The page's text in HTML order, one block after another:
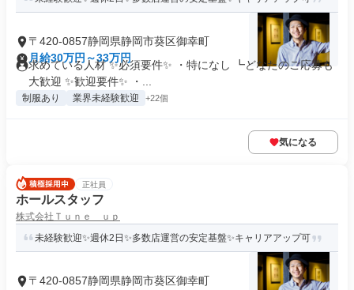
〒420-0857静岡県静岡市葵区御幸町
月給30万円～33万円
求めている人材 ✨必須要件✨ ・特になし ┗どなたのご応募も
大歓迎 ✨歓迎要件✨ ・...
制服あり 業界未経験歓迎 +22個
気になる
正社員
ホールスタッフ
株式会社Ｔｕｎｅ ｕｐ
未経験歓迎✨週休2日✨多数店運営の安定基盤✨キャリアアップ可
〒420-0857静岡県静岡市葵区御幸町